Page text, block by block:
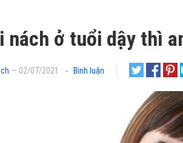
nách ở tuổi dậy thì
— 02/07/2021 Bình luận